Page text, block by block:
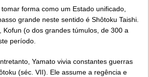
forma como um Estado unificado,
grande neste sentido é Shôtoku Taishi.
(o dos grandes túmulos, de 300 a
período.
Yamato vivia constantes guerras
(séc. VII). Ele assume a regência e